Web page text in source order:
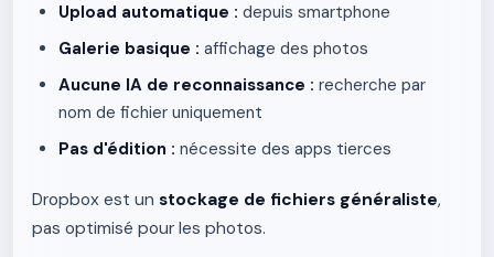
Upload automatique : depuis smartphone
Galerie basique : affichage des photos
Aucune IA de reconnaissance : recherche par
nom de fichier uniquement
Pas d'édition : nécessite des apps tierces
Dropbox est un stockage de fichiers généraliste,
pas optimisé pour les photos.